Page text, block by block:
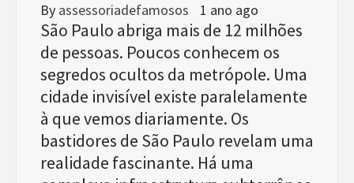
By assessoriadefamosos 1 ano ago
São Paulo abriga mais de 12 milhões
de pessoas. Poucos conhecem os
segredos ocultos da metrópole. Uma
cidade invisível existe paralelamente
à que vemos diariamente. Os
bastidores de São Paulo revelam uma
realidade fascinante. Há uma